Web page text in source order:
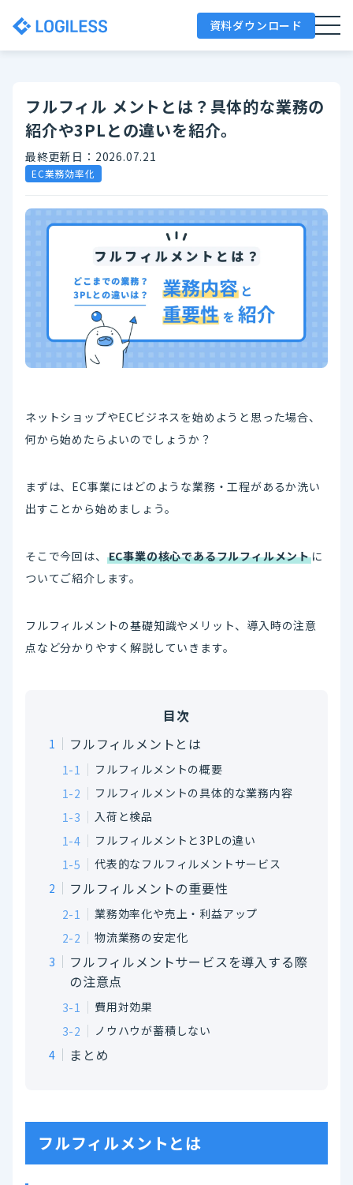
資料ダウンロード
フルフィル メントとは？具体的な業務の
紹介や3PLとの違いを紹介。
最終更新日：2026.07.21
EC業務効率化
ネットショップやECビジネスを始めようと思った場合、
何から始めたらよいのでしょうか？
まずは、EC事業にはどのような業務・工程があるか洗い
出すことから始めましょう。
そこで今回は、 EC事業の核心であるフルフィルメントに
ついてご紹介します。
フルフィルメントの基礎知識やメリット、導入時の注意
点など分かりやすく解説していきます。
目次
フルフィルメントとは
フルフィルメントの概要
フルフィルメントの具体的な業務内容
入荷と検品
フルフィルメントと3PLの違い
代表的なフルフィルメントサービス
フルフィルメントの重要性
業務効率化や売上・利益アップ
物流業務の安定化
フルフィルメントサービスを導入する際
の注意点
費用対効果
ノウハウが蓄積しない
まとめ
フルフィルメントとは